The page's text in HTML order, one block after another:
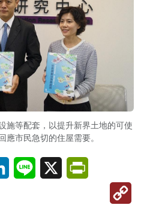
施等配套，以提升新界土地的可使
應市民急切的住屋需要。
LinkedInLine X